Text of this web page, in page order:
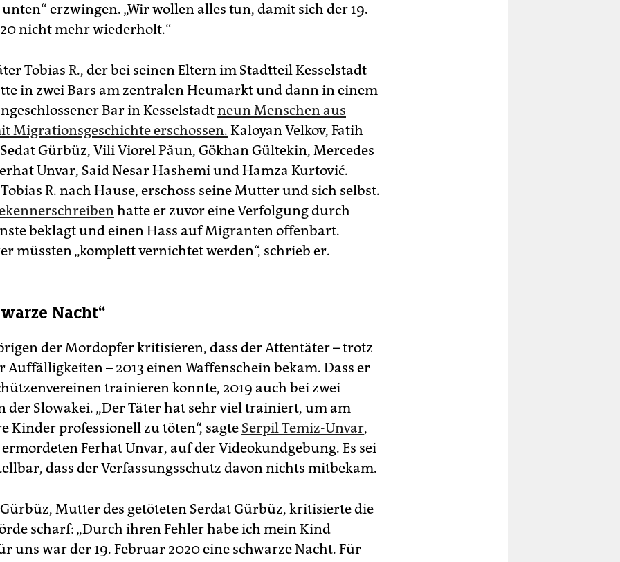
erzwingen. „Wir wollen alles tun, damit sich der 19.
nicht mehr wiederholt.“
Tobias R., der bei seinen Eltern im Stadtteil Kesselstadt
in zwei Bars am zentralen Heumarkt und dann in einem
Bar in Kesselstadtneun Menschen aus
Migrationsgeschichte erschossen. Kaloyan Velkov, Fatih
Gürbüz, Vili Viorel Păun, Gökhan Gültekin, Mercedes
Unvar, Said Nesar Hashemi und Hamza Kurtović.
R. nach Hause, erschoss seine Mutter und sich selbst.
hatte er zuvor eine Verfolgung durch
beklagt und einen Hass auf Migranten offenbart.
müssten „komplett vernichtet werden“, schrieb er.
Nacht“
der Mordopfer kritisieren, dass der Attentäter – trotz
Auffälligkeiten – 2013 einen Waffenschein bekam. Dass er
trainieren konnte, 2019 auch bei zwei
der Slowakei. „Der Täter hat sehr viel trainiert, um am
Kinder professionell zu töten“, sagte Serpil Temiz-Unvar,
Ferhat Unvar, auf der Videokundgebung. Es sei
dass der Verfassungsschutz davon nichts mitbekam.
Mutter des getöteten Serdat Gürbüz, kritisierte die
scharf: „Durch ihren Fehler habe ich mein Kind
uns war der 19. Februar 2020 eine schwarze Nacht. Für